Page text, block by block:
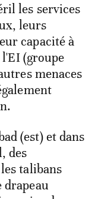
les services
leurs
capacité à
(groupe
menaces
(est) et dans
des
talibans
drapeau